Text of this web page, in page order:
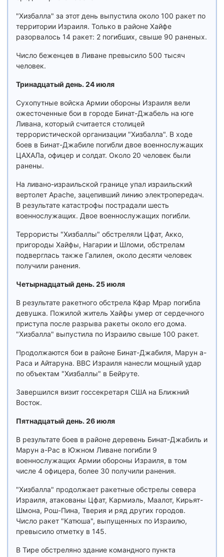
"Хизбалла" за этот день выпустила около 100 ракет по
территории Израиля. Только в районе Хайфе
разорвалось 14 ракет: 2 погибших, свыше 90 раненых.
Число беженцев в Ливане превысило 500 тысяч
человек.
Тринадцатый день. 24 июля
Сухопутные войска Армии обороны Израиля вели
ожесточенные бои в городе Бинат-Джабель на юге
Ливана, который считается столицей
террористической организации "Хизбалла". В ходе
боев в Бинат-Джабиле погибли двое военнослужащих
ЦАХАЛа, офицер и солдат. Около 20 человек были
ранены.
На ливано-израильской границе упал израильский
вертолет Apache, зацепивший линию электропередач.
В результате катастрофы пострадали шесть
военнослужащих. Двое военнослужащих погибли.
Террористы "Хизбаллы" обстреляли Цфат, Акко,
пригороды Хайфы, Нагарии и Шломи, обстрелам
подверглась также Галилея, около десяти человек
получили ранения.
Четырнадцатый день. 25 июля
В результате ракетного обстрела Кфар Мрар погибла
девушка. Пожилой житель Хайфы умер от сердечного
приступа после разрыва ракеты около его дома.
"Хизбалла" выпустила по Израилю свыше 100 ракет.
Продолжаются бои в районе Бинат-Джабиля, Марун а-
Раса и Айтаруна. ВВС Израиля нанесли мощный удар
по объектам "Хизбаллы" в Бейруте.
Завершился визит госсекретаря США на Ближний
Восток.
Пятнадцатый день. 26 июля
В результате боев в районе деревень Бинат-Джабиль и
Марун а-Рас в Южном Ливане погибли 9
военнослужащих Армии обороны Израиля, в том
числе 4 офицера, более 30 получили ранения.
"Хизбалла" продолжает ракетные обстрелы севера
Израиля, атакованы Цфат, Кармиэль, Маалот, Кирьят-
Шмона, Рош-Пина, Тверия и ряд других городов.
Число ракет "Катюша", выпущенных по Израилю,
превысило отметку в 145.
В Тире обстреляно здание командного пункта